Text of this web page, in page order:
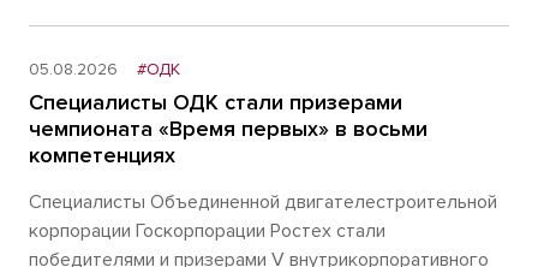
05.08.2026 #ОДК
Специалисты ОДК стали призерами
чемпионата «Время первых» в восьми
компетенциях
Специалисты Объединенной двигателестроительной
корпорации Госкорпорации Ростех стали
победителями и призерами V внутрикорпоративного